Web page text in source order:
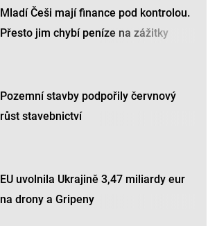
Mladí Češi mají finance pod kontrolou.
Přesto jim chybí peníze na zážitky
Pozemní stavby podpořily červnový
růst stavebnictví
EU uvolnila Ukrajině 3,47 miliardy eur
na drony a Gripeny